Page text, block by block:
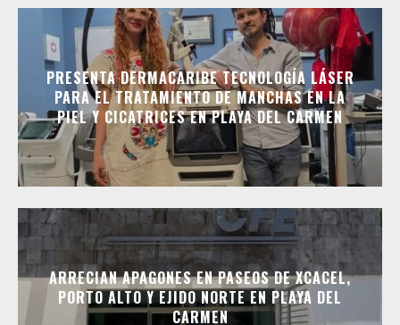
PRESENTA DERMACARIBE TECNOLOGÍA LÁSER
PARA EL TRATAMIENTO DE MANCHAS EN LA
PIEL Y CICATRICES EN PLAYA DEL CARMEN
ARRECIAN APAGONES EN PASEOS DE XCACEL,
PORTO ALTO Y EJIDO NORTE EN PLAYA DEL
CARMEN